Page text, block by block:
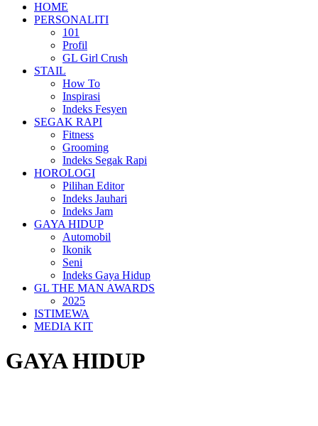
HOME
PERSONALITI
101
Profil
GL Girl Crush
STAIL
How To
Inspirasi
Indeks Fesyen
SEGAK RAPI
Fitness
Grooming
Indeks Segak Rapi
HOROLOGI
Pilihan Editor
Indeks Jauhari
Indeks Jam
GAYA HIDUP
Automobil
Ikonik
Seni
Indeks Gaya Hidup
GL THE MAN AWARDS
2025
ISTIMEWA
MEDIA KIT
GAYA HIDUP